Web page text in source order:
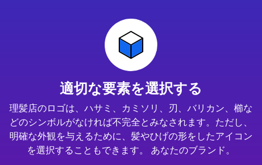
適切な要素を選択する
理髪店のロゴは、ハサミ、カミソリ、刃、バリカン、櫛な
どのシンボルがなければ不完全とみなされます。ただし、
明確な外観を与えるために、髪やひげの形をしたアイコン
を選択することもできます。 あなたのブランド。